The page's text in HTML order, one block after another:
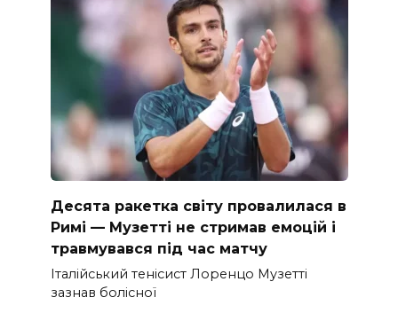
Десята ракетка світу провалилася в
Римі — Музетті не стримав емоцій і
травмувався під час матчу
Італійський тенісист Лоренцо Музетті
зазнав болісної